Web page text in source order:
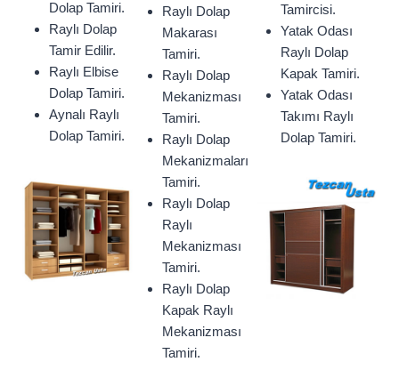
Dolap Tamiri.
Raylı Dolap
Tamir Edilir.
Raylı Elbise
Dolap Tamiri.
Aynalı Raylı
Dolap Tamiri.
Raylı Dolap
Makarası
Tamiri.
Raylı Dolap
Mekanizması
Tamiri.
Raylı Dolap
Mekanizmaları
Tamiri.
Raylı Dolap
Raylı
Mekanizması
Tamiri.
Raylı Dolap
Kapak Raylı
Mekanizması
Tamiri.
Tamircisi.
Yatak Odası
Raylı Dolap
Kapak Tamiri.
Yatak Odası
Takımı Raylı
Dolap Tamiri.